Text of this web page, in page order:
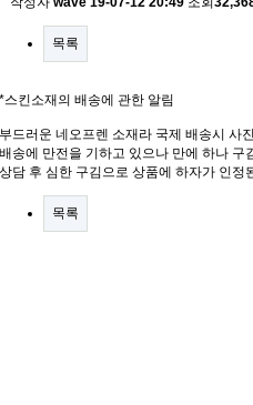
목록
*스킨소재의 배송에 관한 알림
부드러운 네오프렌 소재라 국제 배송시 사
배송에 만전을 기하고 있으나 만에 하나
상담 후 심한 구김으로 상품에 하자가 인
목록